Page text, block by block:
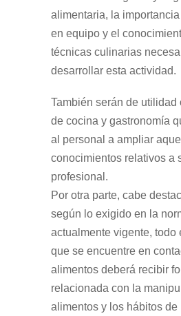
alimentaria, la
en equipo y el
técnicas culinarias
desarrollar esta actividad.
También serán de utilidad
de cocina y gastronomía
al personal a ampliar
conocimientos relativos a
profesional.
Por otra parte, cabe
según lo exigido en la
actualmente vigente, todo
que se encuentre en
alimentos deberá recibir
relacionada con la
alimentos y los hábitos de